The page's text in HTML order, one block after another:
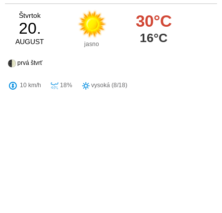
Štvrtok
20.
AUGUST jasno
30°C
16°C
prvá štvrť
10 km/h 18% vysoká (8/18)